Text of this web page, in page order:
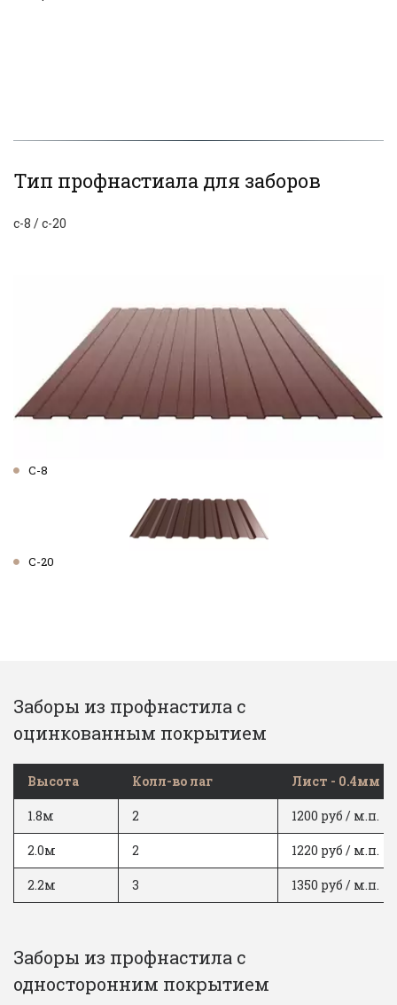
Тип профнастиала для заборов
с-8 / с-20
С-8
С-20
Заборы из профнастила с
оцинкованным покрытием
Высота Колл-во лаг Лист - 0.4мм
1.8м 2 1200 руб / м.п.
2.0м 2 1220 руб / м.п.
2.2м 3 1350 руб / м.п.
Заборы из профнастила с
односторонним покрытием